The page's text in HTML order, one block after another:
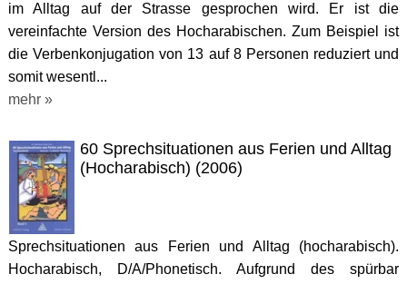
im Alltag auf der Strasse gesprochen wird. Er ist die
vereinfachte Version des Hocharabischen. Zum Beispiel ist
die Verbenkonjugation von 13 auf 8 Personen reduziert und
somit wesentl...
mehr »
60 Sprechsituationen aus Ferien und Alltag
(Hocharabisch) (2006)
Sprechsituationen aus Ferien und Alltag (hocharabisch).
Hocharabisch, D/A/Phonetisch. Aufgrund des spürbar